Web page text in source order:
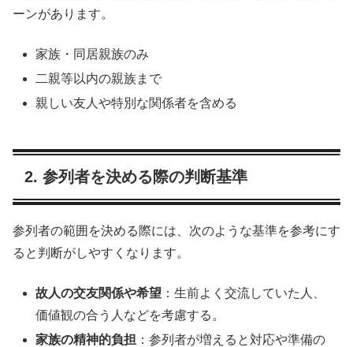
ーンがあります。
家族・同居親族のみ
二親等以内の親族まで
親しい友人や特別な関係者を含める
2. 参列者を決める際の判断基準
参列者の範囲を決める際には、次のような基準を参考にす
ると判断がしやすくなります。
故人の交友関係や希望 ：生前よく交流していた人、
価値観の合う人などを考慮する。
家族の精神的負担 ：参列者が増えると対応や準備の